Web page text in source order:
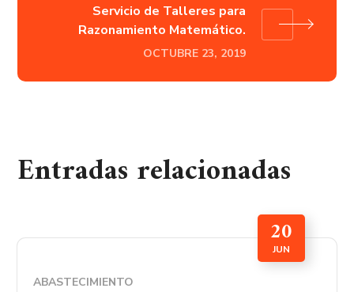
Servicio de Talleres para
Razonamiento Matemático.
OCTUBRE 23, 2019
Entradas relacionadas
20
JUN
ABASTECIMIENTO